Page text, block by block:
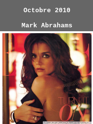
Octobre 2010
Mark Abrahams